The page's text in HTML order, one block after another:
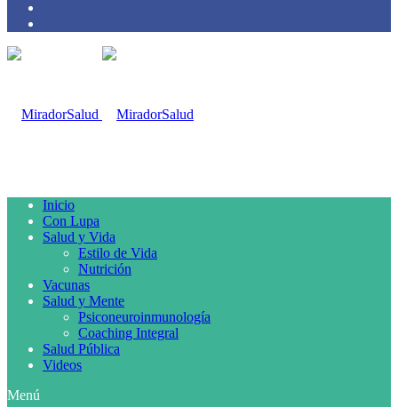
Inicio
Con Lupa
Salud y Vida
Estilo de Vida
Nutrición
Vacunas
Salud y Mente
Psiconeuroinmunología
Coaching Integral
Salud Pública
Videos
Menú